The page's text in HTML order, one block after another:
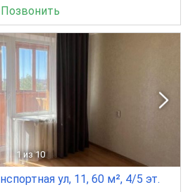
Позвонить
1 из 10
ул, 11, 60 м², 4/5 эт.